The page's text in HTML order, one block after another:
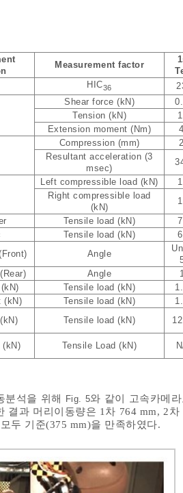
Measurement factor
HIC36
Shear force (kN)
Tension (kN)
Extension moment (Nm)
Compression (mm)
Resultant acceleration (3
msec)
Left compressible load (kN)
Right compressible load
(kN)
Tensile load (kN)
Tensile load (kN)
Angle
Angle
Tensile load (kN)
(kN)
Tensile load (kN)
Tensile load (kN)
(kN) Tensile Load (kN)
분석을 위해
Fig. 5와 같이 고속카메
결과 머리이동량은 1차 764 mm, 2
두 기준(375 mm)을 만족하였다.